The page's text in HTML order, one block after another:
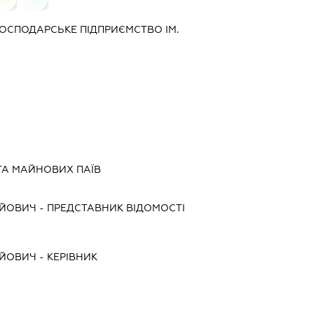
ПІДПРИЄМСТВО ІМ.
МАЙНОВИХ ПАЇВ
- ПРЕДСТАВНИК ВІДОМОСТІ
- КЕРІВНИК